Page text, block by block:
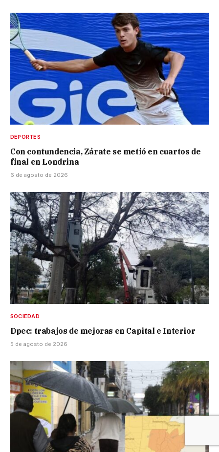
DEPORTES
Con contundencia, Zárate se metió en cuartos de
final en Londrina
6 de agosto de 2026
SOCIEDAD
Dpec: trabajos de mejoras en Capital e Interior
5 de agosto de 2026